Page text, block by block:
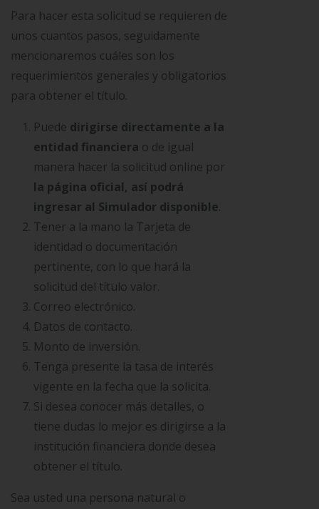
Para hacer esta solicitud se requieren de
unos cuantos pasos, seguidamente
mencionaremos cuáles son los
requerimientos generales y obligatorios
para obtener el título.
Puede dirigirse directamente a la
entidad financiera o de igual
manera hacer la solicitud online por
la página oficial, así podrá
ingresar al Simulador disponible.
Tener a la mano la Tarjeta de
identidad o documentación
pertinente, con lo que hará la
solicitud del título valor.
Correo electrónico.
Datos de contacto.
Monto de inversión.
Tenga presente la tasa de interés
vigente en la fecha que la solicita.
Si desea conocer más detalles, o
tiene dudas lo mejor es dirigirse a la
institución financiera donde desea
obtener el título.
Sea usted una persona natural o